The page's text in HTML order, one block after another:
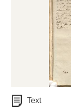
Text